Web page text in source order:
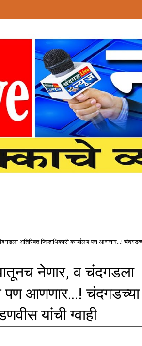
अतिरिक्त जिल्हाधिकारी कार्यालय पण आणणार...!
नेणार, व चंदगडला
पण आणणार...! चंदगडच्या
यांची ग्वाही